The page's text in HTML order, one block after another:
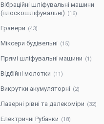
Вібраційні шліфувальні машини
(плоскошліфувальні)
16
Гравери 43
Міксери будівельні 15
Прямі шліфувальні машини 1
Відбійні молотки 11
Викрутки акумуляторні 2
Лазерні рівні та далекоміри 32
Електричні Рубанки 18